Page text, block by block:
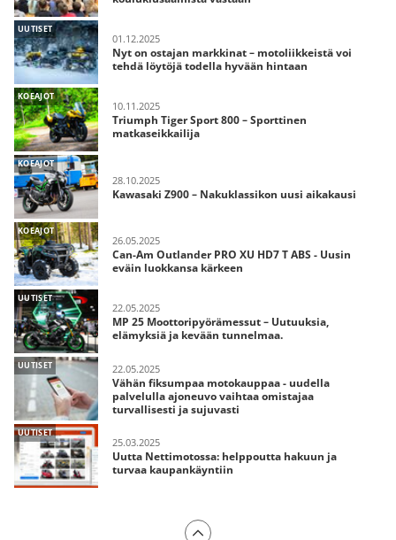
UUTISET
01.12.2025
Nyt on ostajan markkinat – motoliikkeistä voi
tehdä löytöjä todella hyvään hintaan
KOEAJOT
10.11.2025
Triumph Tiger Sport 800 – Sporttinen
matkaseikkailija
KOEAJOT
28.10.2025
Kawasaki Z900 – Nakuklassikon uusi aikakausi
KOEAJOT
26.05.2025
Can-Am Outlander PRO XU HD7 T ABS - Uusin
eväin luokkansa kärkeen
UUTISET
22.05.2025
MP 25 Moottoripyörämessut – Uutuuksia,
elämyksiä ja kevään tunnelmaa.
UUTISET 22.05.2025
Vähän fiksumpaa motokauppaa - uudella
palvelulla ajoneuvo vaihtaa omistajaa
turvallisesti ja sujuvasti
UUTISET
25.03.2025
Uutta Nettimotossa: helppoutta hakuun ja
turvaa kaupankäyntiin